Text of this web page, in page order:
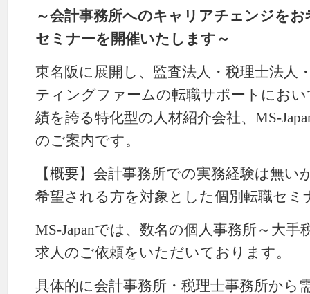
～会計事務所へのキャリアチェンジを
セミナーを開催いたします～
東名阪に展開し、監査法人・税理士法人
ティングファームの転職サポートにお
績を誇る特化型の人材紹介会社、MS-
のご案内です。
【概要】会計事務所での実務経験は無い
希望される方を対象とした個別転職セミ
MS-Japanでは、数名の個人事務所～大手
求人のご依頼をいただいております。
具体的に会計事務所・税理士事務所から